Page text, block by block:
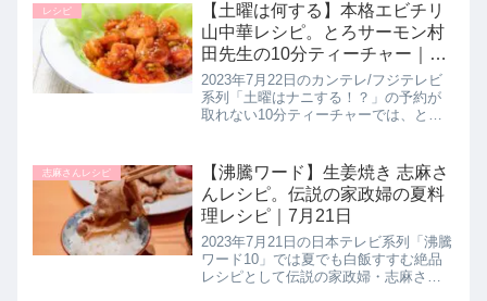
レシピ
【土曜は何する】本格エビチリ
山中華レシピ。とろサーモン村
田先生の10分ティーチャー｜7
月22日
2023年7月22日のカンテレ/フジテレビ
系列「土曜はナニする！？」の予約が
取れない10分ティーチャーでは、とろ
き火に映える山中華レシピ【エビチ
リ】の作り方を教えてくれたの...
志麻さんレシピ
【沸騰ワード】生姜焼き 志麻さ
んレシピ。伝説の家政婦の夏料
理レシピ｜7月21日
2023年7月21日の日本テレビ系列「沸騰
ワード10」では夏でも白飯すすむ絶品
レシピとして伝説の家政婦・志麻さん